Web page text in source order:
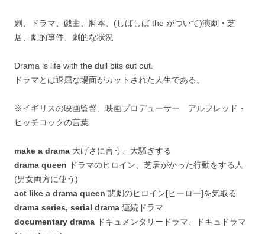
劇、ドラマ、戯曲、脚本、(しばしば the がついて)演劇・芝
居、劇的事件、劇的な状況
Drama is life with the dull bits cut out.
ドラマとは退屈な場面がカットされた人生である。
※イギリスの映画監督、映画プロデューサー アルフレッド・
ヒッチコックの言葉
make a drama 大げさに言う、大騒ぎする
drama queen ドラマのヒロイン、芝居がかった行動をする人
(男女両方に使う)
act like a drama queen 悲劇のヒロイン[ヒーロー]を気取る
drama series, serial drama 連続ドラマ
documentary drama ドキュメンタリードラマ、ドキュドラマ